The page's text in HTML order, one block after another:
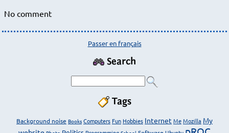
No comment
Passer en français
Search
Tags
Background noise Books Computers Fun Hobbies Internet MeMozilla My